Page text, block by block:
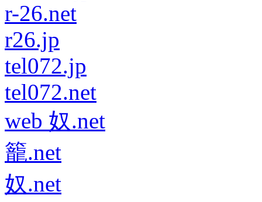
r-26.net
r26.jp
tel072.jp
tel072.net
web 奴.net
籠.net
奴.net